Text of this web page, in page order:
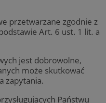
przetwarzane zgodnie z
Art. 6 ust. 1 lit. a
jest dobrowolne,
może skutkować
zapytania.
Państwu